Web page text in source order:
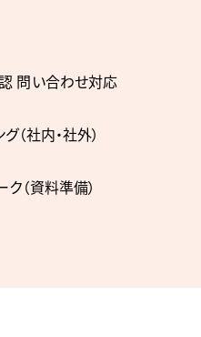
問い合わせ対応
（社内・社外）
ク（資料準備）